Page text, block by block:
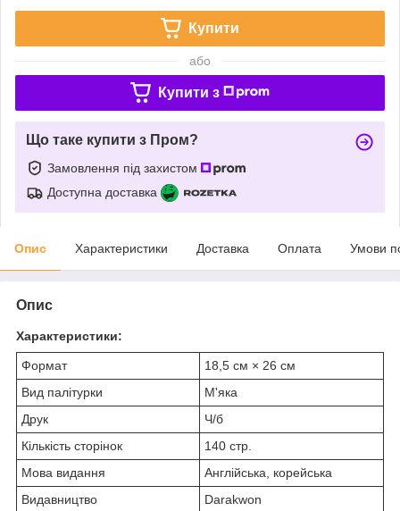
Купити
або
Купити з
Що таке купити з Пром?
Замовлення під захистом
Доступна доставка
Опис Характеристики Доставка Оплата Умови
Опис
Характеристики:
Формат
18,5 см × 26 см
Вид палітурки
М'яка
Друк
Ч/б
Кількість сторінок
140 стр.
Мова видання
Англійська, корейська
Видавництво
Darakwon